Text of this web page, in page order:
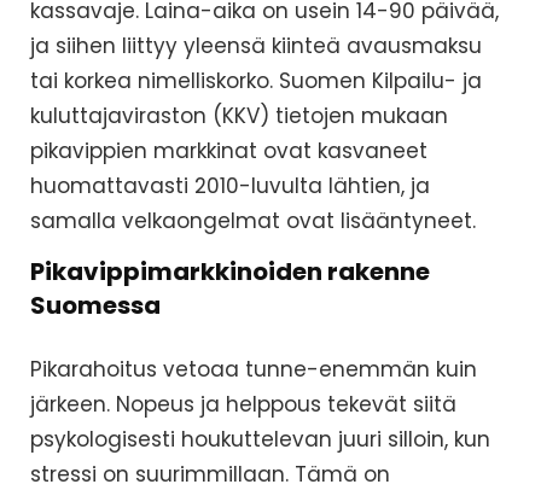
kassavaje. Laina-aika on usein 14-90 päivää,
ja siihen liittyy yleensä kiinteä avausmaksu
tai korkea nimelliskorko. Suomen Kilpailu- ja
kuluttajaviraston (KKV) tietojen mukaan
pikavippien markkinat ovat kasvaneet
huomattavasti 2010-luvulta lähtien, ja
samalla velkaongelmat ovat lisääntyneet.
Pikavippimarkkinoiden rakenne
Suomessa
Pikarahoitus vetoaa tunne-enemmän kuin
järkeen. Nopeus ja helppous tekevät siitä
psykologisesti houkuttelevan juuri silloin, kun
stressi on suurimmillaan. Tämä on